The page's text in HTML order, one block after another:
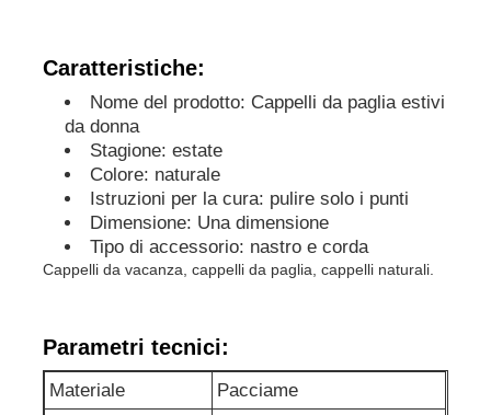
Prodotti
Giro della fabbrica
Caratteristiche:
Nome del prodotto: Cappelli da paglia estivi
da donna
Stagione: estate
Colore: naturale
Istruzioni per la cura: pulire solo i punti
Dimensione: Una dimensione
Tipo di accessorio: nastro e corda
Cappelli da vacanza, cappelli da paglia, cappelli naturali.
Parametri tecnici:
Materiale
Pacciame